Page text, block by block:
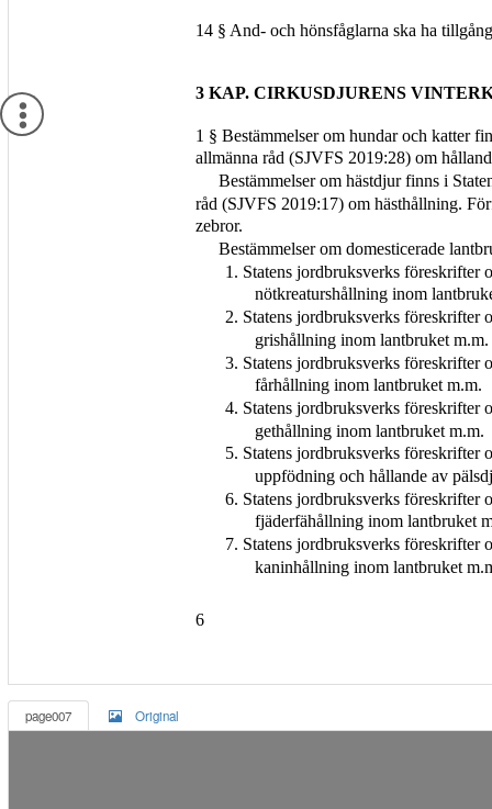
6
14 § And- och hönsfåglarna ska ha
3 KAP. CIRKUSDJURENS
1 § Bestämmelser om hundar och katter
allmänna råd (SJVFS 2019:28) om
Bestämmelser om hästdjur finns i
råd (SJVFS 2019:17) om hästhållning.
zebror.
Bestämmelser om domesticerade
1. Statens jordbruksverks föreskrifter
nötkreaturshållning inom
2. Statens jordbruksverks föreskrifter
grishållning inom lantbruket m.m.
3. Statens jordbruksverks föreskrifter
fårhållning inom lantbruket m.m.
4. Statens jordbruksverks föreskrifter
gethållning inom lantbruket m.m.
5. Statens jordbruksverks föreskrifter
uppfödning och hållande av
6. Statens jordbruksverks föreskrifter
fjäderfähållning inom lantbruket
7. Statens jordbruksverks föreskrifter
kaninhållning inom lantbruket
page007 Original